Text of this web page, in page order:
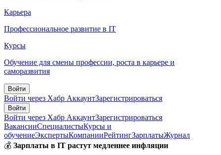
Карьера
Профессиональное развитие в IT
Курсы
Обучение для смены профессии, роста в карьере и
саморазвития
Войти
Войти через Хабр АккаунтЗарегистрироваться
Войти
Войти через Хабр АккаунтЗарегистрироваться
ВакансииСпециалистыКурсы и
обучениеЭкспертыКомпанииРейтингЗарплатыЖурнал
💰 Зарплаты в IT растут медленнее инфляции